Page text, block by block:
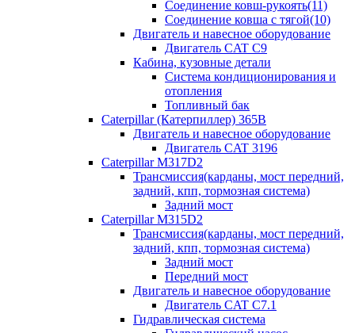
Соединение ковш-рукоять(11)
Соединение ковша с тягой(10)
Двигатель и навесное оборудование
Двигатель CAT C9
Кабина, кузовные детали
Система кондиционирования и
отопления
Топливный бак
Caterpillar (Катерпиллер) 365B
Двигатель и навесное оборудование
Двигатель CAT 3196
Caterpillar M317D2
Трансмиссия(карданы, мост передний,
задний, кпп, тормозная система)
Задний мост
Caterpillar M315D2
Трансмиссия(карданы, мост передний,
задний, кпп, тормозная система)
Задний мост
Передний мост
Двигатель и навесное оборудование
Двигатель CAT C7.1
Гидравлическая система